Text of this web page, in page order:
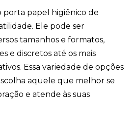
papel higiênico de
Ele pode ser
tamanhos e formatos,
e discretos até os mais
Essa variedade de opções
aquele que melhor se
e atende às suas